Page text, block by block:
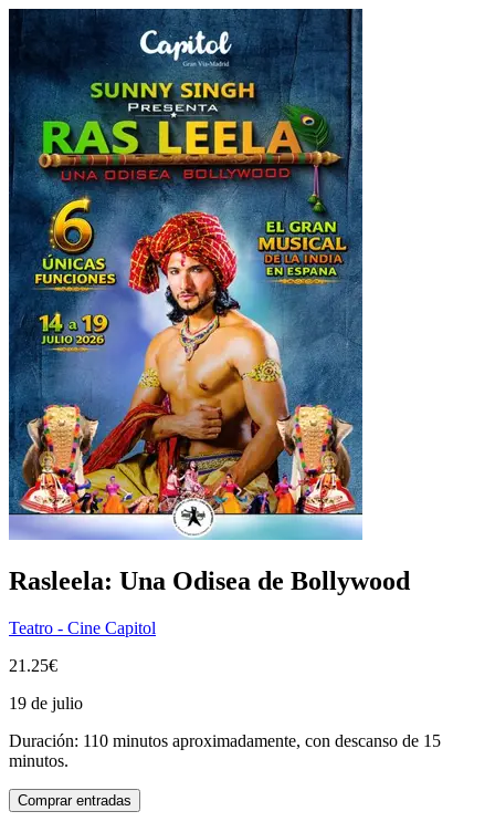
Rasleela: Una Odisea de Bollywood
Teatro - Cine Capitol
21.25€
19 de julio
Duración: 110 minutos aproximadamente, con descanso de 15
minutos.
Comprar entradas